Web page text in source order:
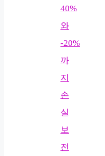
40%
와
-20%
까
지
손
실
보
전